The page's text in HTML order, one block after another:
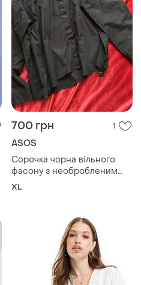
700 грн 1
ASOS
Сорочка чорна вільного
фасону з необробленим
низом
XL